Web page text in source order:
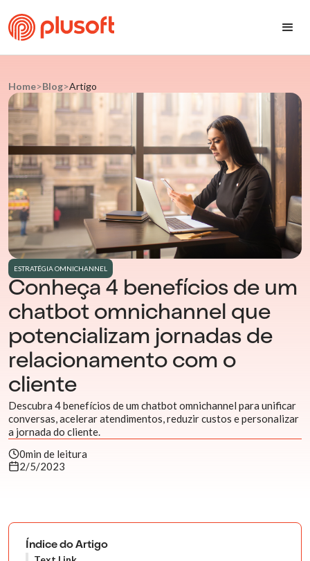
Home>Blog>Artigo
ESTRATÉGIA OMNICHANNEL
Conheça 4 benefícios de um
chatbot omnichannel que
potencializam jornadas de
relacionamento com o
cliente
Descubra 4 benefícios de um chatbot omnichannel para unificar
conversas, acelerar atendimentos, reduzir custos e personalizar
a jornada do cliente.
0min de leitura
2/5/2023
Índice do Artigo